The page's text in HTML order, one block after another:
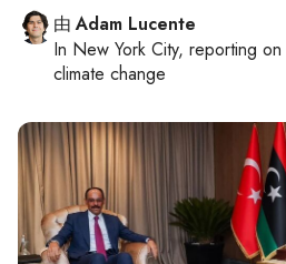
由 Adam Lucente
In New York City, reporting on
climate change